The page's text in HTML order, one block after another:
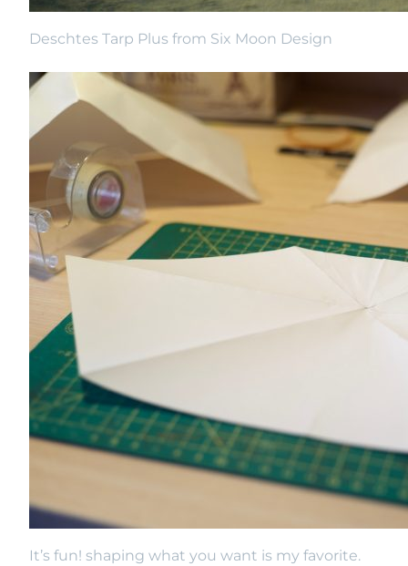
Deschtes Tarp Plus from Six Moon Design
It’s fun! shaping what you want is my favorite.